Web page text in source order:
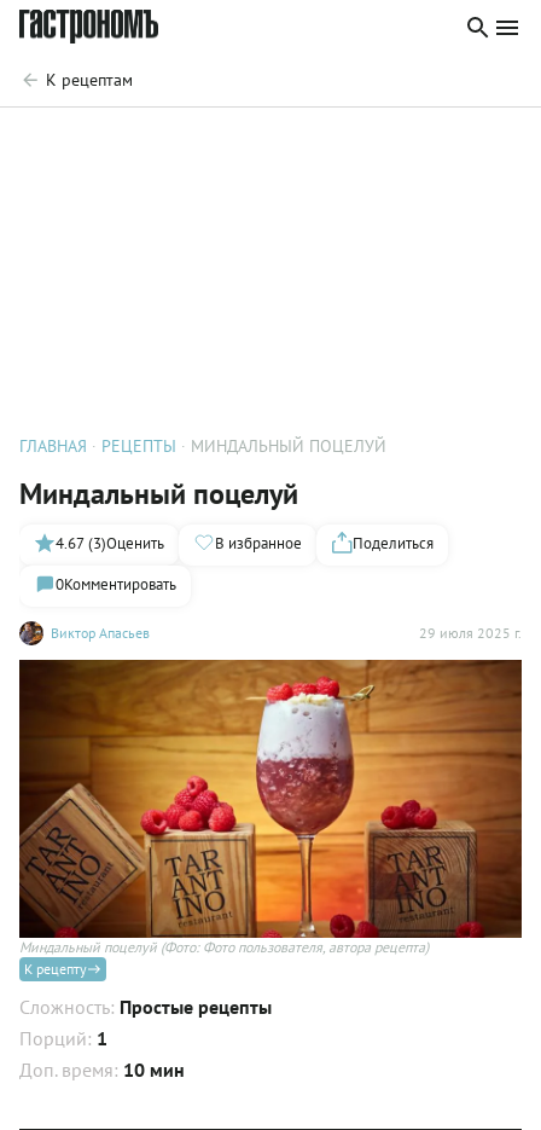
К рецептам
ГЛАВНАЯ РЕЦЕПТЫ МИНДАЛЬНЫЙ ПОЦЕЛУЙ
Миндальный поцелуй
Виктор Апасьев 29 июля 2025 г.
4.67 (3)Оценить В избранное
Поделиться
0Комментировать
Миндальный поцелуй (Фото: Фото пользователя, автора рецепта)
К рецепту
Сложность: Простые рецепты
Порций: 1
Доп. время: 10 мин